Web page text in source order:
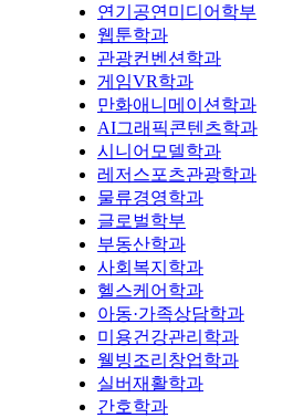
연기공연미디어학부
웹툰학과
관광컨벤션학과
게임VR학과
만화애니메이션학과
AI그래픽콘텐츠학과
시니어모델학과
레저스포츠관광학과
물류경영학과
글로벌학부
부동산학과
사회복지학과
헬스케어학과
아동·가족상담학과
미용건강관리학과
웰빙조리창업학과
실버재활학과
간호학과